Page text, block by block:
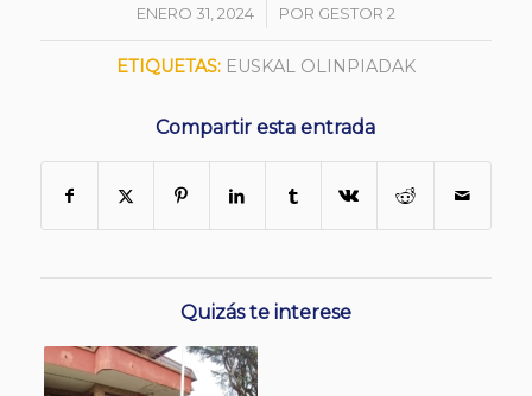
ENERO 31, 2024
/ POR GESTOR 2
ETIQUETAS: EUSKAL OLINPIADAK
Compartir esta entrada
Quizás te interese